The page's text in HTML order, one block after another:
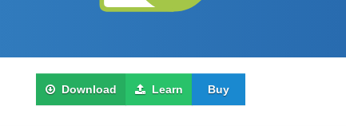
Download Learn Buy